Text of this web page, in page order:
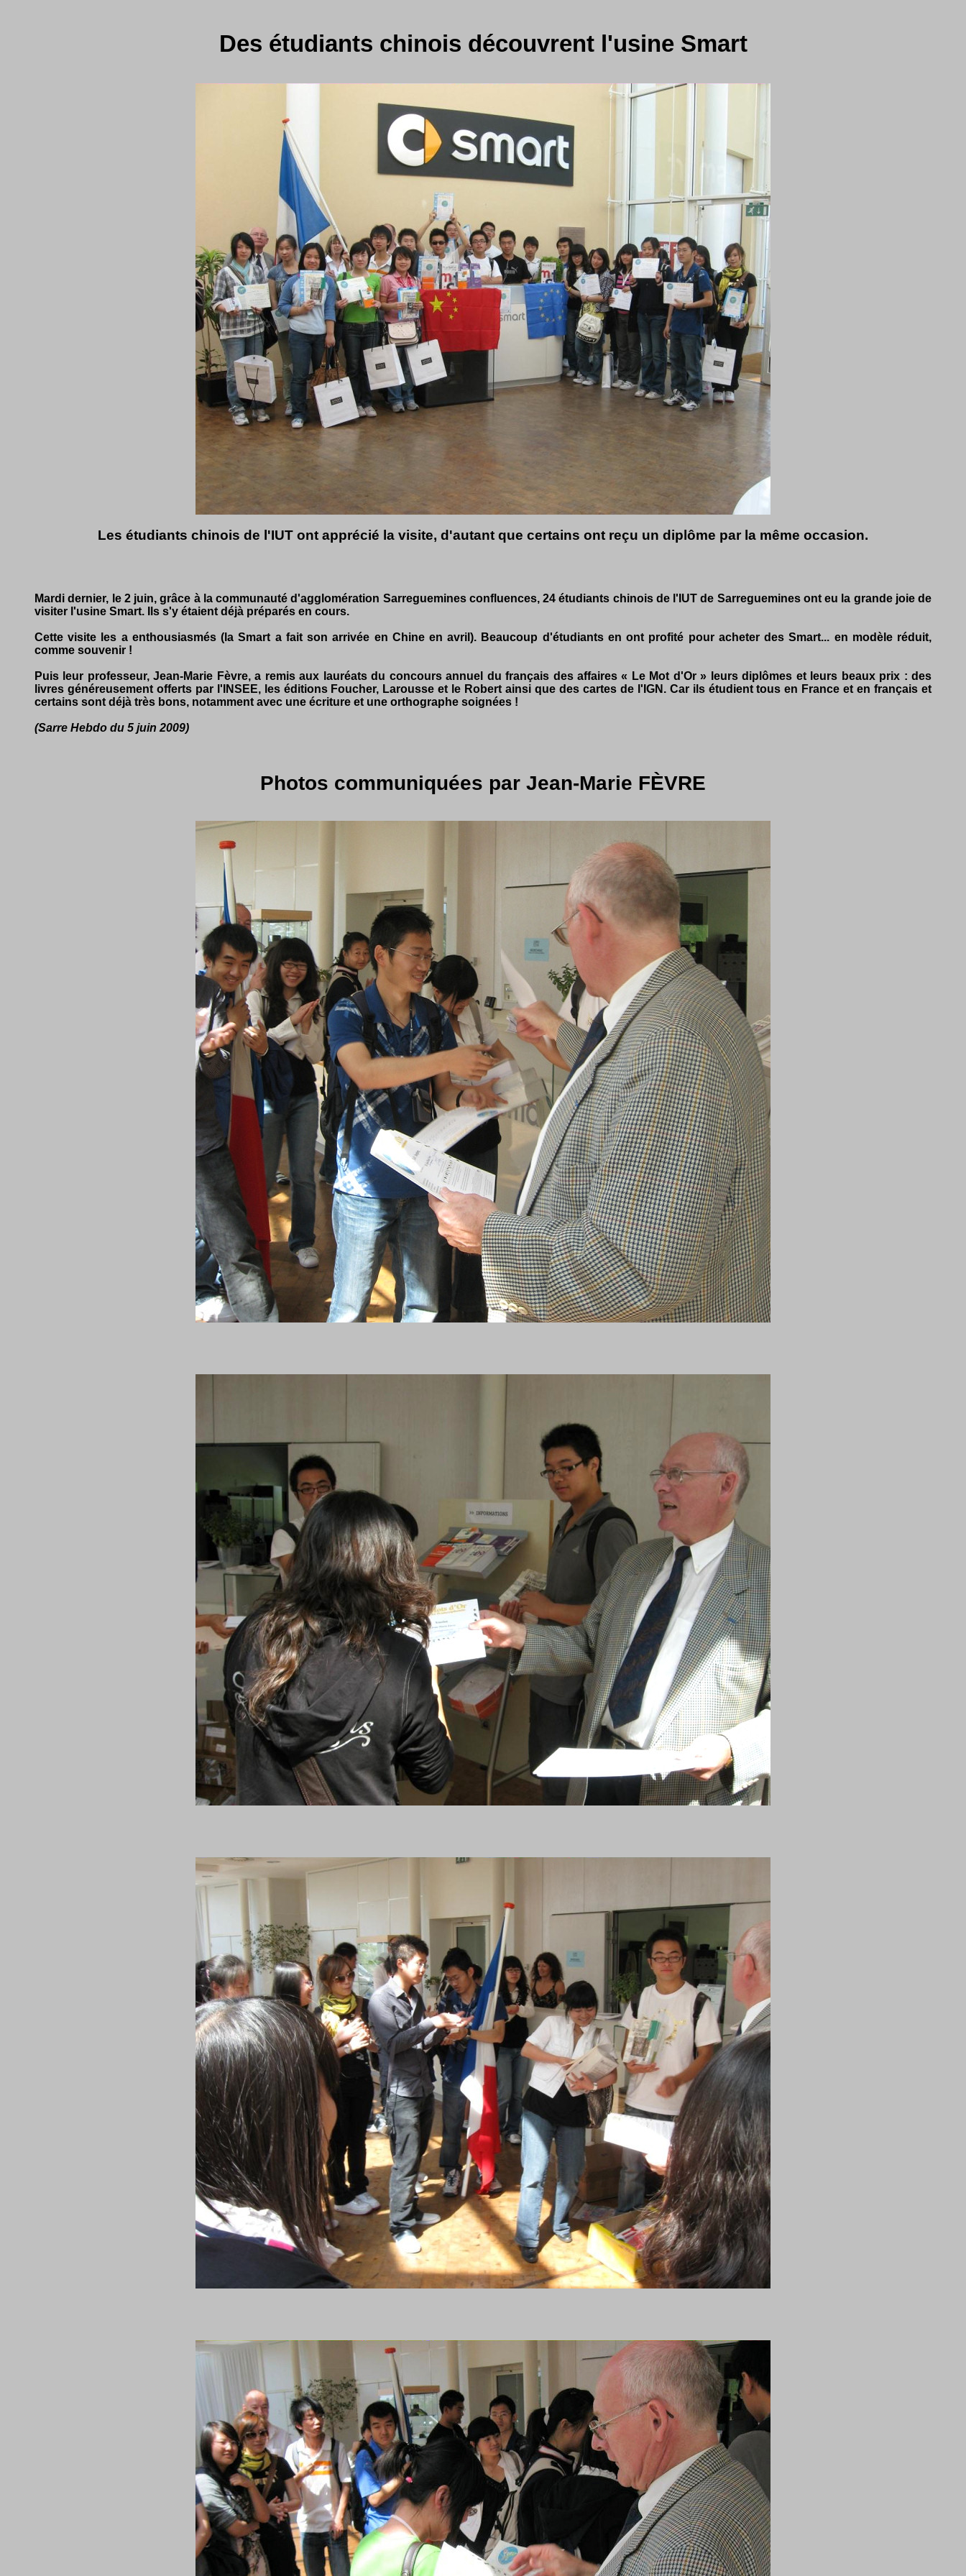
Des étudiants chinois découvrent l'usine Smart
Les étudiants chinois de l'IUT ont apprécié la visite, d'autant que certains ont reçu un diplôme par la même occasion.
Mardi dernier, le 2 juin, grâce à la communauté d'agglomération Sarreguemines confluences, 24 étudiants chinois de l'IUT de Sarreguemines ont eu la grande joie de
visiter l'usine Smart. Ils s'y étaient déjà préparés en cours.
Cette visite les a enthousiasmés (la Smart a fait son arrivée en Chine en avril). Beaucoup d'étudiants en ont profité pour acheter des Smart... en modèle réduit,
comme souvenir !
Puis leur professeur, Jean-Marie Fèvre, a remis aux lauréats du concours annuel du français des affaires « Le Mot d'Or » leurs diplômes et leurs beaux prix : des
livres généreusement offerts par l'INSEE, les éditions Foucher, Larousse et le Robert ainsi que des cartes de l'IGN. Car ils étudient tous en France et en français et
certains sont déjà très bons, notamment avec une écriture et une orthographe soignées !
(Sarre Hebdo du 5 juin 2009)
Photos communiquées par Jean-Marie FÈVRE